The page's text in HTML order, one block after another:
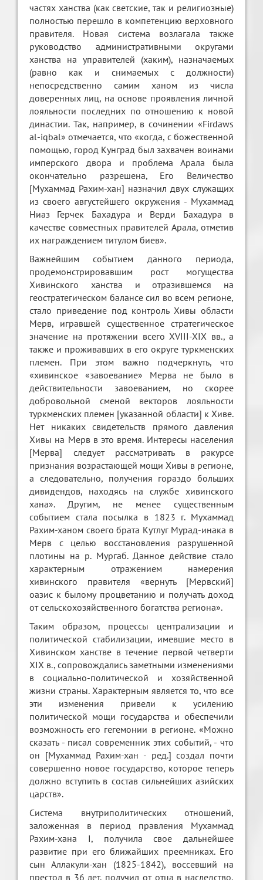
частях ханства (как светские, так и религиозные)
полностью перешло в компетенцию верховного
правителя. Новая система возлагала также
руководство административными округами
ханства на управителей (хаким), назначаемых
(равно как и снимаемых с должности)
непосредственно самим ханом из числа
доверенных лиц, на основе проявления личной
лояльности последних по отношению к новой
династии. Так, например, в сочинении «Firdaws
al-iqbal» отмечается, что «когда, с божественной
помощью, город Кунград был захвачен воинами
имперского двора и проблема Арала была
окончательно разрешена, Его Величество
[Мухаммад Рахим-хан] назначил двух служащих
из своего августейшего окружения - Мухаммад
Ниаз Герчек Бахадура и Верди Бахадура в
качестве совместных правителей Арала, отметив
их награждением титулом биев».
Важнейшим событием данного периода,
продемонстрировавшим рост могущества
Хивинского ханства и отразившемся на
геостратегическом балансе сил во всем регионе,
стало приведение под контроль Хивы области
Мерв, игравшей существенное стратегическое
значение на протяжении всего XVIII-XIX вв., а
также и проживавших в его округе туркменских
племен. При этом важно подчеркнуть, что
«хивинское «завоевание» Мерва не было в
действительности завоеванием, но скорее
добровольной сменой векторов лояльности
туркменских племен [указанной области] к Хиве.
Нет никаких свидетельств прямого давления
Хивы на Мерв в это время. Интересы населения
[Мерва] следует рассматривать в ракурсе
признания возрастающей мощи Хивы в регионе,
а следовательно, получения гораздо больших
дивидендов, находясь на службе хивинского
хана». Другим, не менее существенным
событием стала посылка в 1823 г. Мухаммад
Рахим-ханом своего брата Кутлуг Мурад-инака в
Мерв с целью восстановления разрушенной
плотины на р. Мургаб. Данное действие стало
характерным отражением намерения
хивинского правителя «вернуть [Мервский]
оазис к былому процветанию и получать доход
от сельскохозяйственного богатства региона».
Таким образом, процессы централизации и
политической стабилизации, имевшие место в
Хивинском ханстве в течение первой четверти
XIX в., сопровождались заметными изменениями
в социально-политической и хозяйственной
жизни страны. Характерным является то, что все
эти изменения привели к усилению
политической мощи государства и обеспечили
возможность его гегемонии в регионе. «Можно
сказать - писал современник этих событий, - что
он [Мухаммад Рахим-хан - ред.] создал почти
совершенно новое государство, которое теперь
должно вступить в состав сильнейших азийских
царств».
Система внутриполитических отношений,
заложенная в период правления Мухаммад
Рахим-хана I, получила свое дальнейшее
развитие при его ближайших преемниках. Его
сын Аллакули-хан (1825-1842), воссевший на
престол в 36 лет, получил от отца в наследство,